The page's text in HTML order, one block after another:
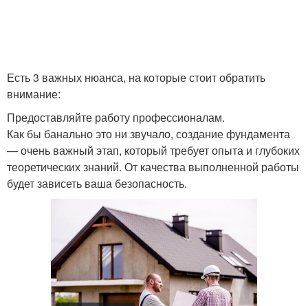
Есть 3 важных нюанса, на которые стоит обратить
внимание:
Предоставляйте работу профессионалам.
Как бы банально это ни звучало, создание фундамента
— очень важный этап, который требует опыта и глубоких
теоретических знаний. От качества выполненной работы
будет зависеть ваша безопасность.